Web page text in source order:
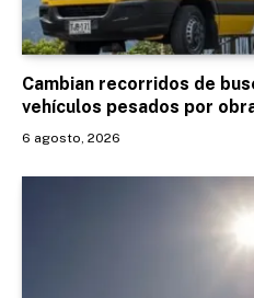
Cambian recorridos de
vehículos pesados por
6 agosto, 2026